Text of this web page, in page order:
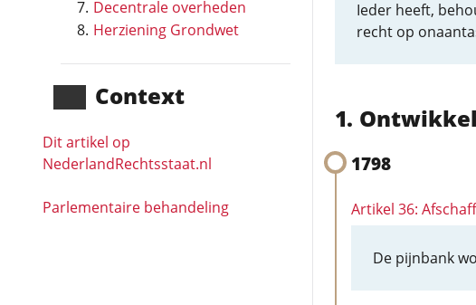
Decentrale overheden
Herziening Grondwet
Context
Dit artikel op
NederlandRechts­staat.nl
Parlementaire behandeling
Ieder heeft,
recht op
1798
Artikel 36:
De pijnbank